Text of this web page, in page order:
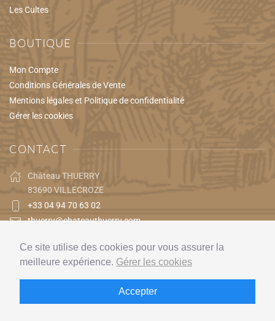
Les Cultes
BOUTIQUE
Mon Compte
Conditions Générales de Vente
Mentions légales et Politique de confidentialité
Gérer les cookies
CONTACT
Château THUERRY
83690 VILLECROZE
+33 04 94 70 63 02
thuerry@chateauthuerry.com
RéalisationCreamania Web
Ce site utilise des cookies pour vous assurer la
meilleure expérience. Gérer les cookies
Accepter